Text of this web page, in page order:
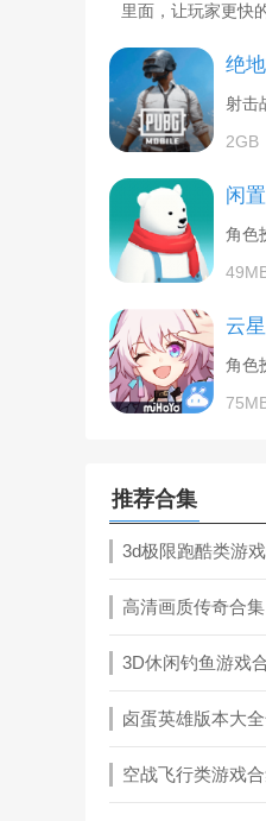
里面，让玩家更快
绝
射击
2GB
闲
角色
云
角色
推荐合集
3d极限跑酷类游
高清画质传奇合集
3D休闲钓鱼游戏
卤蛋英雄版本大
空战飞行类游戏